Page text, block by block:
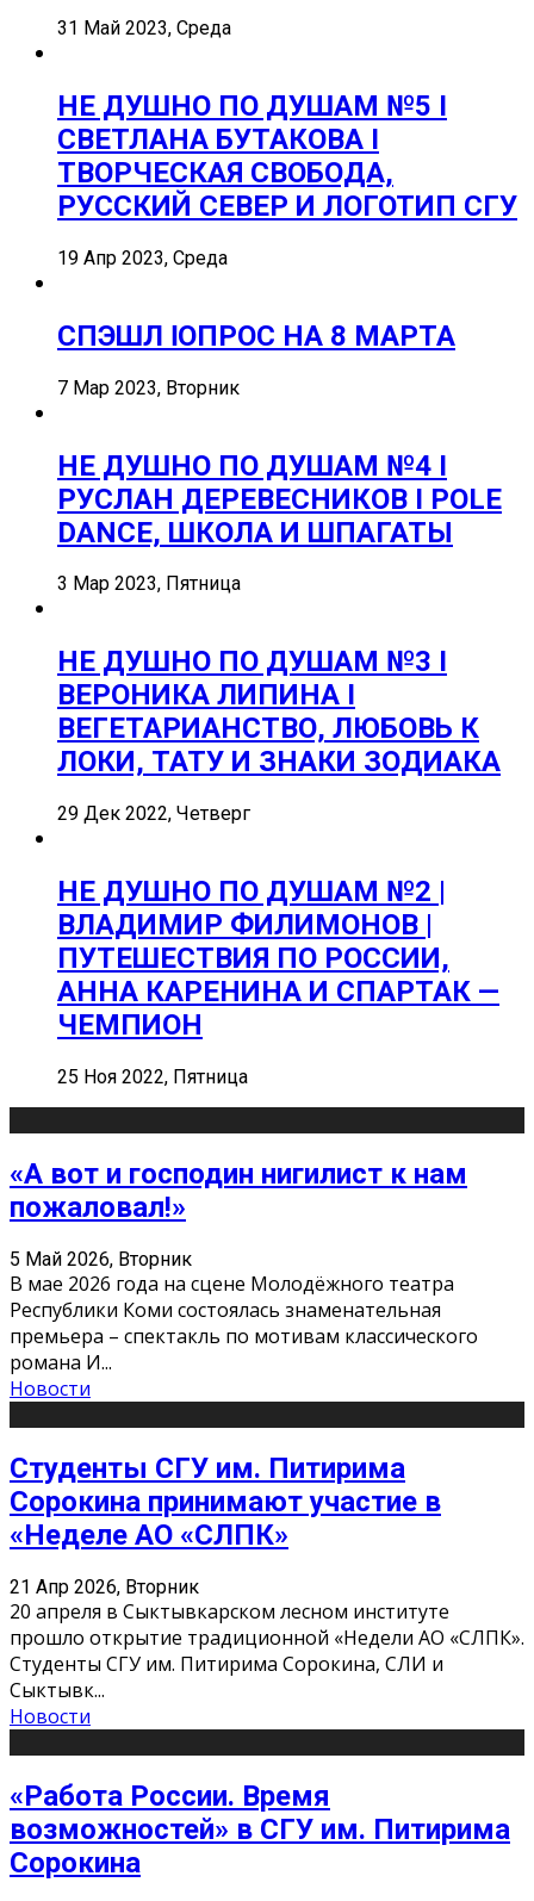
31 Май 2023, Среда
НЕ ДУШНО ПО ДУШАМ №5 I
СВЕТЛАНА БУТАКОВА I
ТВОРЧЕСКАЯ СВОБОДА,
РУССКИЙ СЕВЕР И ЛОГОТИП СГУ
19 Апр 2023, Среда
СПЭШЛ ӏ ОПРОС НА 8 МАРТА
7 Мар 2023, Вторник
НЕ ДУШНО ПО ДУШАМ №4 I
РУСЛАН ДЕРЕВЕСНИКОВ I POLE
DANCE, ШКОЛА И ШПАГАТЫ
3 Мар 2023, Пятница
НЕ ДУШНО ПО ДУШАМ №3 I
ВЕРОНИКА ЛИПИНА I
ВЕГЕТАРИАНСТВО, ЛЮБОВЬ К
ЛОКИ, ТАТУ И ЗНАКИ ЗОДИАКА
29 Дек 2022, Четверг
НЕ ДУШНО ПО ДУШАМ №2 |
ВЛАДИМИР ФИЛИМОНОВ |
ПУТЕШЕСТВИЯ ПО РОССИИ,
АННА КАРЕНИНА И СПАРТАК —
ЧЕМПИОН
25 Ноя 2022, Пятница
«А вот и господин нигилист к нам
пожаловал!»
5 Май 2026, Вторник
В мае 2026 года на сцене Молодёжного театра
Республики Коми состоялась знаменательная
премьера – спектакль по мотивам классического
романа И...
Новости
Студенты СГУ им. Питирима
Сорокина принимают участие в
«Неделе АО «СЛПК»
21 Апр 2026, Вторник
20 апреля в Сыктывкарском лесном институте
прошло открытие традиционной «Недели АО «СЛПК».
Студенты СГУ им. Питирима Сорокина, СЛИ и
Сыктывк...
Новости
«Работа России. Время
возможностей» в СГУ им. Питирима
Сорокина